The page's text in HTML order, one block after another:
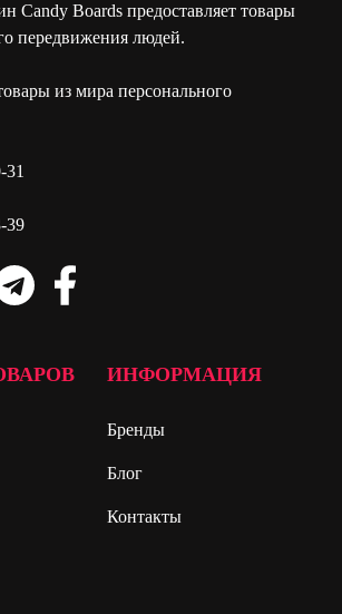
Candy Boards предоставляет товары
передвижения людей.
из мира персонального
31
39
ИНФОРМАЦИЯ
Бренды
Блог
Контакты